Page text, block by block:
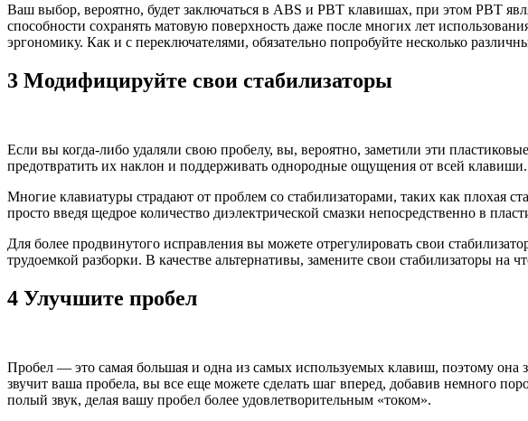
Ваш выбор, вероятно, будет заключаться в ABS и PBT клавишах, при этом PBT
способности сохранять матовую поверхность даже после многих лет
эргономику. Как и с переключателями, обязательно попробуйте несколько
3 Модифицируйте свои стабилизаторы
Если вы когда-либо удаляли свою пробелу, вы, вероятно, заметили эти
предотвратить их наклон и поддерживать однородные ощущения от всей клавиши.
Многие клавиатуры страдают от проблем со стабилизаторами, таких как
просто введя щедрое количество диэлектрической смазки непосредственно в
Для более продвинутого исправления вы можете отрегулировать свои
трудоемкой разборки. В качестве альтернативы, замените свои стабилизаторы
4 Улучшите пробел
Пробел — это самая большая и одна из самых используемых клавиш, поэтому она
звучит ваша пробела, вы все еще можете сделать шаг вперед, добавив немного
полый звук, делая вашу пробел более удовлетворительным «током».